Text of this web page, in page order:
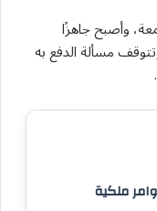
وأصبح جاهزًا
مسألة الدفع به
ملكية